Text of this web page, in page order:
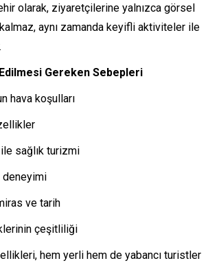
olarak, ziyaretçilerine yalnızca görsel
aynı zamanda keyifli aktiviteler ile
Gereken Sebepleri
hava koşulları
ile sağlık turizmi
deneyimi
ve tarih
çeşitliliği
hem yerli hem de yabancı turistler